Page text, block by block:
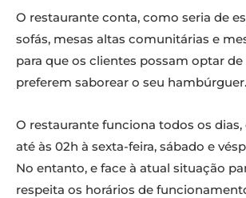
O restaurante conta, como seria de
sofás, mesas altas comunitárias e
para que os clientes possam optar
preferem saborear o seu hambúrguer.
O restaurante funciona todos os dias,
até às 02h à sexta-feira, sábado e
No entanto, e face à atual situação
respeita os horários de